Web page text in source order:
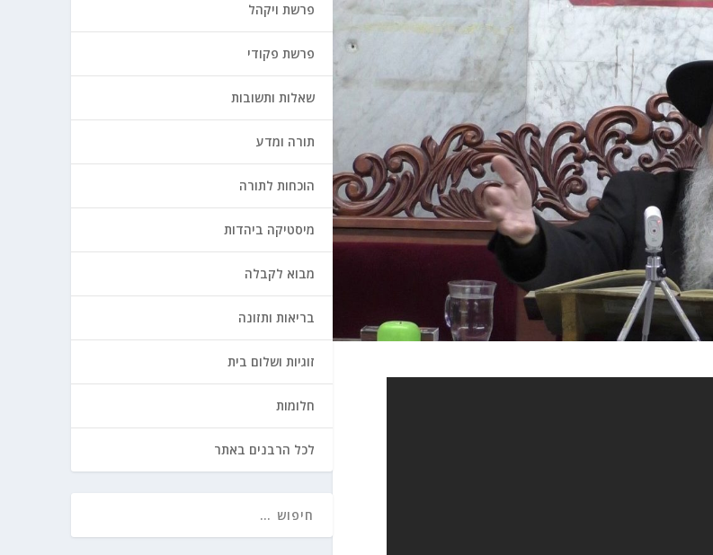
פרשת ויקהל
פרשת פקודי
שאלות ותשובות
תורה ומדע
הוכחות לתורה
מיסטיקה ביהדות
מבוא לקבלה
בריאות ותזונה
זוגיות ושלום בית
חלומות
לכל הרבנים באתר